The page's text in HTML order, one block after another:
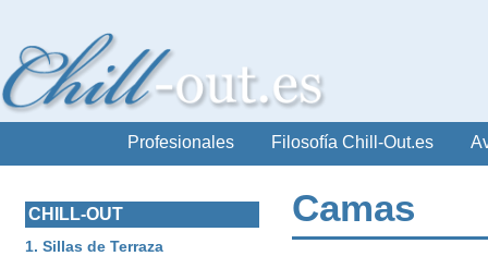
Profesionales Filosofía Chill-Out.es
Camas
CHILL-OUT
Sillas de Terraza